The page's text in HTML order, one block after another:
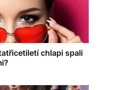
chlapi spali